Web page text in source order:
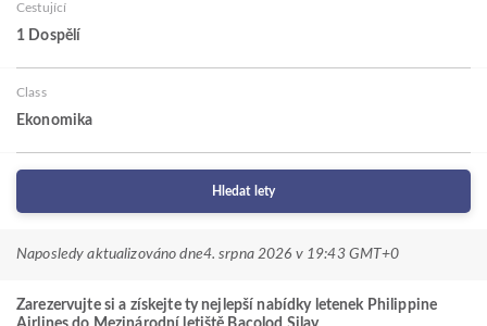
Cestující
1 Dospělí
Class
Ekonomika
Hledat lety
Naposledy aktualizováno dne4. srpna 2026 v 19:43 GMT+0
Zarezervujte si a získejte ty nejlepší nabídky letenek Philippine